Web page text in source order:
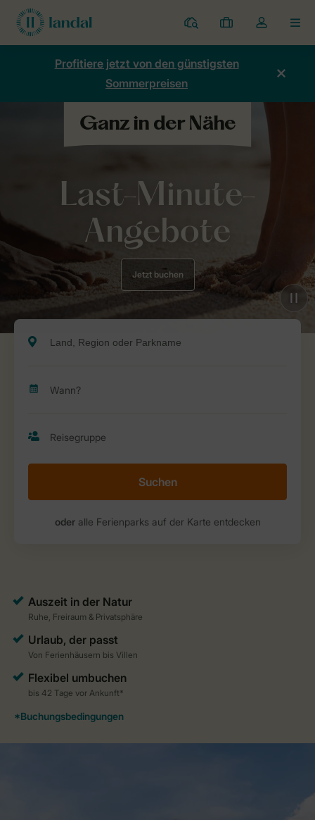
Ferienparks
Meine
Buchungen
Dropdown-
Menü
Kontos
Profitiere jetzt von den günstigsten
Sommerpreisen
Last-Minute-
Angebote
Jetzt buchen
Suchen
oderalle Ferienparks auf der Karte entdecken